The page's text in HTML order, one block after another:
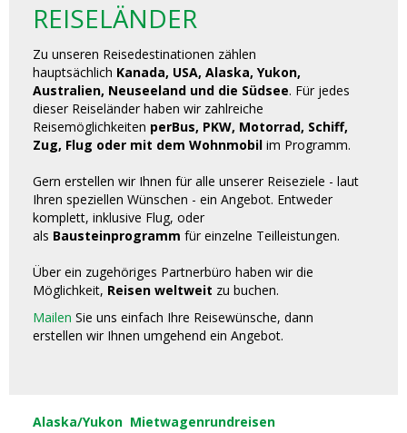
REISELÄNDER
Zu unseren Reisedestinationen zählen
hauptsächlich Kanada, USA, Alaska, Yukon,
Australien, Neuseeland und die Südsee. Für jedes
dieser Reiseländer haben wir zahlreiche
Reisemöglichkeiten perBus, PKW, Motorrad, Schiff,
Zug, Flug oder mit dem Wohnmobil im Programm.
Gern erstellen wir Ihnen für alle unserer Reiseziele - laut
Ihren speziellen Wünschen - ein Angebot. Entweder
komplett, inklusive Flug, oder
als Bausteinprogramm für einzelne Teilleistungen.
Über ein zugehöriges Partnerbüro haben wir die
Möglichkeit, Reisen weltweit zu buchen.
Mailen Sie uns einfach Ihre Reisewünsche, dann
erstellen wir Ihnen umgehend ein Angebot.
Alaska/Yukon Mietwagenrundreisen